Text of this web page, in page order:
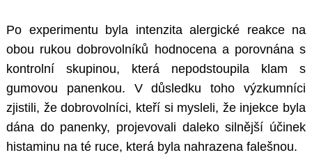
Po experimentu byla intenzita alergické reakce na
obou rukou dobrovolníků hodnocena a porovnána s
kontrolní skupinou, která nepodstoupila klam s
gumovou panenkou. V důsledku toho výzkumníci
zjistili, že dobrovolníci, kteří si mysleli, že injekce byla
dána do panenky, projevovali daleko silnější účinek
histaminu na té ruce, která byla nahrazena falešnou.